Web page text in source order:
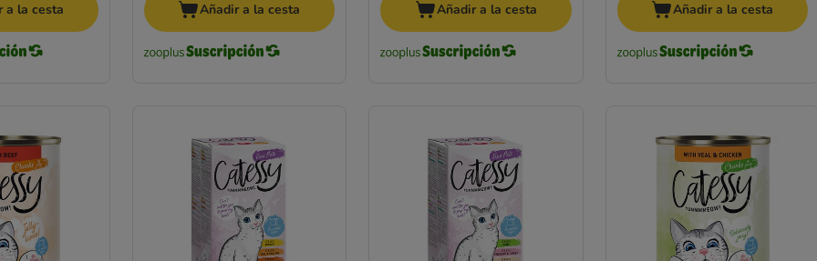
a la cesta Añadir a la cesta Añadir a la cesta Añadir a la cesta